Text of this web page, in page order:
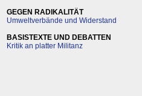
GEGEN RADIKALITÄT
Umweltverbände und Widerstand
BASISTEXTE UND DEBATTEN
Kritik an platter Militanz